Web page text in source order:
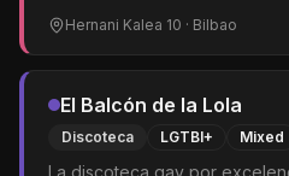
noche bilbaína de color y
grandes éxitos de los 80.
gambero. Ideal para terminar
Hernani Kalea 10 · Bilbao
El Balcón de la Lola
Discoteca LGTBI+ Mixed
La discoteca gay por